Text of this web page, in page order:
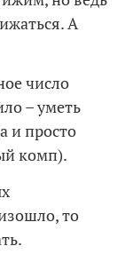
А
число
– уметь
и просто
комп).
то